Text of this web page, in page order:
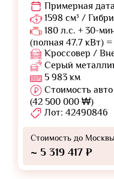
Примерная
1598 см³ /
180 л.с. + 30-
(полная 47.7 кВт)
Кроссовер /
Серый
5 983 км
Стоимость
(42 500 000 ₩)
Лот: 42490846
Стоимость до
~ 5 319 417 ₽